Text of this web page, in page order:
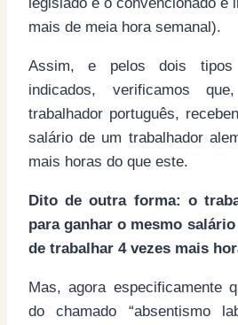
mais de meia hora semanal).
Assim, e pelos dois
indicados, verificamos
trabalhador português,
salário de um trabalhador
mais horas do que este.
Dito de outra forma: o
para ganhar o mesmo
de trabalhar 4 vezes mais
Mas, agora especificamente
do chamado “absentismo